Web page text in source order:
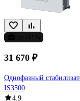
31 670 ₽
Однофазный
IS3500
4.9